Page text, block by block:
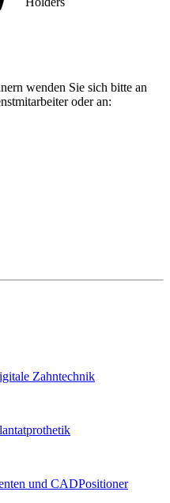
wenden Sie sich bitte an
oder an:
Zahntechnik
und CADPositioner